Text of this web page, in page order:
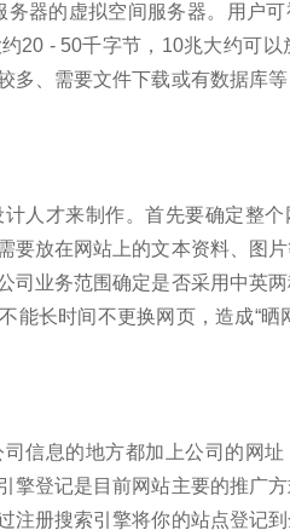
器的虚拟空间服务器。用户
20 - 50千字节，10兆大约可以
多、需要文件下载或有数据库
人才来制作。首先要确定整
要放在网站上的文本资料、图
司业务范围确定是否采用中英
能长时间不更换网页，造成“晒
信息的地方都加上公司的网址
擎登记是目前网站主要的推广
注册搜索引擎将你的站点登记